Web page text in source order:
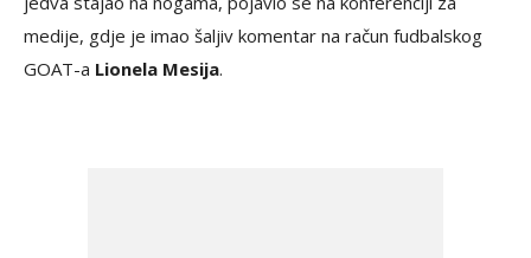
medije, gdje je imao šaljiv komentar na račun fudbalskog
GOAT-a Lionela Mesija.